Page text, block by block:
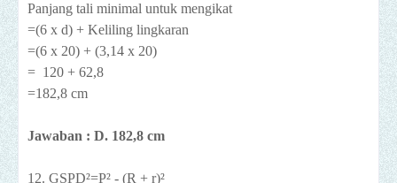
Panjang tali minimal untuk mengikat
=(6 x d) + Keliling lingkaran
=(6 x 20) + (3,14 x 20)
= 120 + 62,8
=182,8 cm
Jawaban : D. 182,8 cm
12. GSPD²=P² - (R + r)²